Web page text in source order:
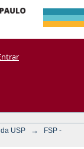
USP →
FSP -